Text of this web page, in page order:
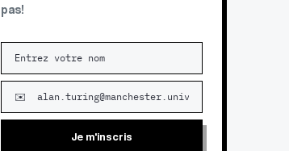
pas!
Je m'inscris